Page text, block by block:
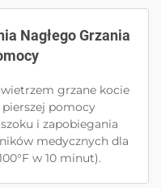
Nagłego Grzania
grzane kocie
pomocy
i zapobiegania
medycznych dla
w 10 minut).